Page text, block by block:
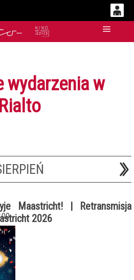
wydarzenia w
Rialto
Maastricht! | Retransmisja
2026